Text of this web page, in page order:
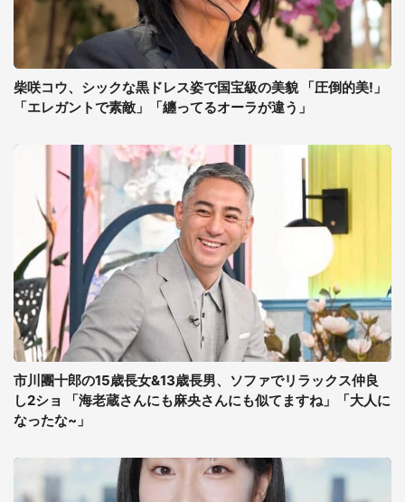
柴咲コウ、シックな黒ドレス姿で国宝級の美貌 「圧倒的美!」
「エレガントで素敵」「纏ってるオーラが違う」
市川團十郎の15歳長女&13歳長男、ソファでリラックス仲良
し2ショ 「海老蔵さんにも麻央さんにも似てますね」「大人に
なったな~」